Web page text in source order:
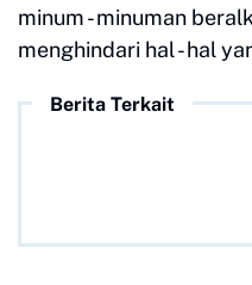
minum - minuman
menghindari hal - hal
Berita Terkait